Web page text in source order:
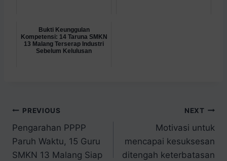
Bukti Keunggulan
Kompetensi: 14 Taruna SMKN
13 Malang Terserap Industri
Sebelum Kelulusan
PREVIOUS
Pengarahan PPPP
Paruh Waktu, 15 Guru
SMKN 13 Malang Siap
NEXT
Motivasi untuk
mencapai kesuksesan
ditengah keterbatasan